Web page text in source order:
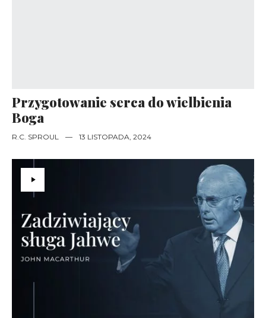
Przygotowanie serca do wielbienia
Boga
R.C. SPROUL — 13 LISTOPADA, 2024